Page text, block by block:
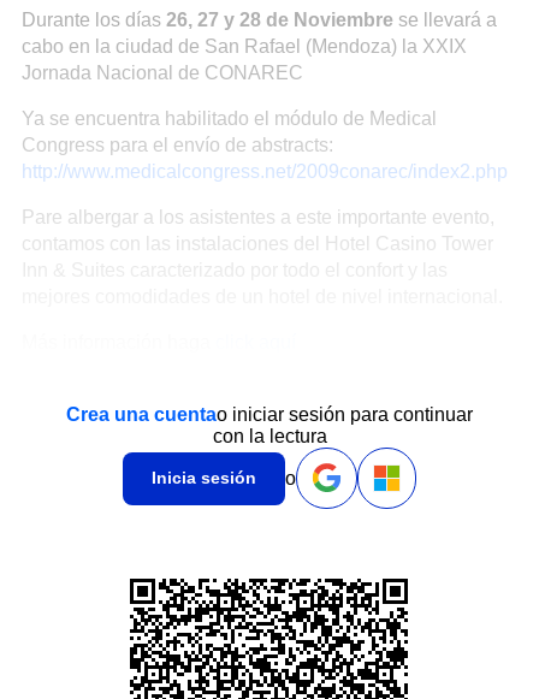
Durante los días 26, 27 y 28 de Noviembre se llevará a
cabo en la ciudad de San Rafael (Mendoza) la XXIX
Jornada Nacional de CONAREC
Ya se encuentra habilitado el módulo de Medical
Congress para el envío de abstracts:
http://www.medicalcongress.net/2009conarec/index2.php
Pare albergar a los asistentes a este importante evento,
contamos con las instalaciones del Hotel Casino Tower
Crea una cuentao iniciar sesión para continuar
con la lectura
Inicia sesión o